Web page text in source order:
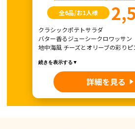
全6品/お1人様
クラシックポテトサラダ
バター香るジューシークロワッサン
地中海風 チーズとオリーブの彩りピ
続きを表示する▼
詳細を見る